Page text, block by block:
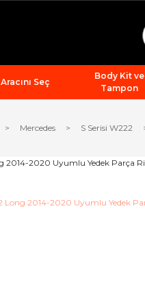
Aracını Seç
Body Kit ve
Tampon
Mercedes S Serisi W222